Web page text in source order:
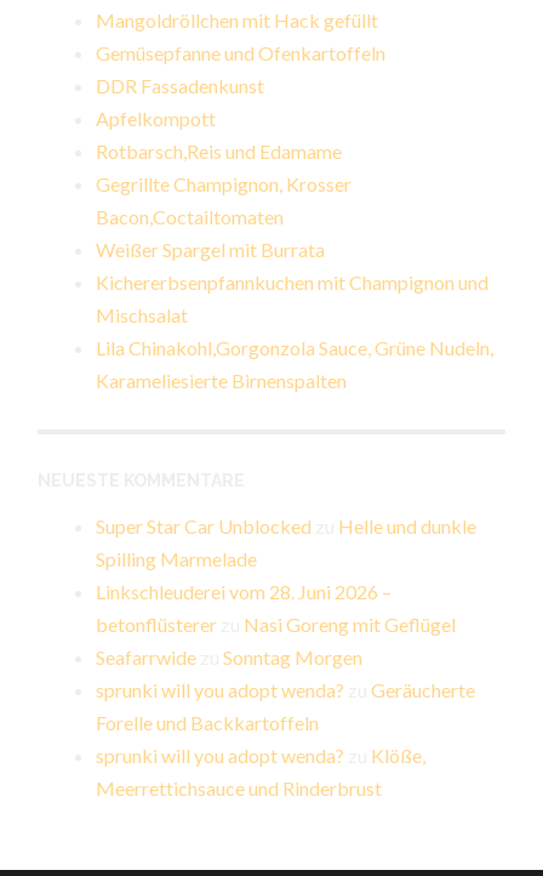
Mangoldröllchen mit Hack gefüllt
Gemüsepfanne und Ofenkartoffeln
DDR Fassadenkunst
Apfelkompott
Rotbarsch,Reis und Edamame
Gegrillte Champignon, Krosser
Bacon,Coctailtomaten
Weißer Spargel mit Burrata
Kichererbsenpfannkuchen mit Champignon und
Mischsalat
Lila Chinakohl,Gorgonzola Sauce, Grüne Nudeln,
Karameliesierte Birnenspalten
Super Star Car Unblocked
Helle und dunkle
Spilling Marmelade
Linkschleuderei vom 28. Juni 2026 –
betonflüsterer
Nasi Goreng mit Geflügel
Seafarrwide zuSonntag Morgen
sprunki will you adopt wenda? zuGeräucherte
Forelle und Backkartoffeln
sprunki will you adopt wenda?
Klöße,
Meerrettichsauce und Rinderbrust